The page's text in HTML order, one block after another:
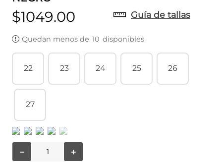
$1049.00 Guía de tallas
Quedan menos de 10 disponibles
22 23 24 25 26
27
＋
－